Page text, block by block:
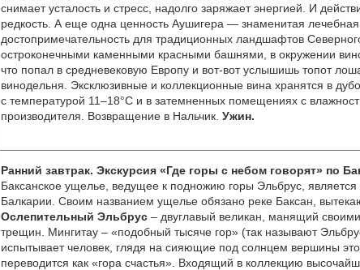
снимает усталость и стресс, надолго заряжает энергией. И
редкость. А еще одна ценность Аушигера — знаменитая лечебная
достопримечательность для традиционных ландшафтов
остроконечными каменными красными башнями, в окружении
что попал в средневековую Европу и вот-вот услышишь топот
винодельня. Эксклюзивные и коллекционные вина хранятся в
с температурой 11–18°С и в затемненных помещениях с
производителя. Возвращение в Нальчик. Ужин.
Ранний завтрак. Экскурсия «Где горы с небом говорят» по
Баксанское ущелье, ведущее к подножию горы Эльбрус,
Балкарии. Своим названием ущелье обязано реке Баксан,
Ослепительный Эльбрус – двуглавый великан, манящий
трещин. Мингитау – «подобный тысяче гор» (так называют
испытывает человек, глядя на сияющие под солнцем вершины
переводится как «гора счастья». Входящий в коллекцию